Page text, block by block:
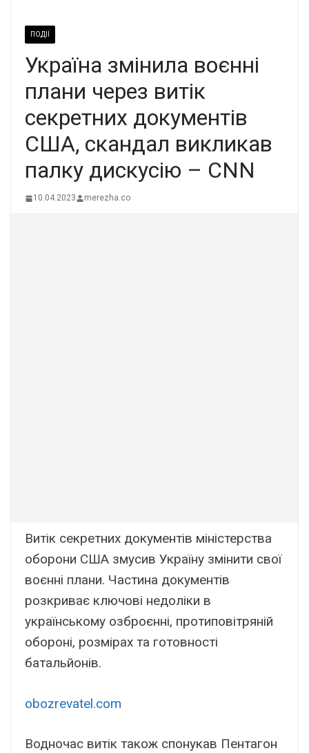
ПОДІЇ
Україна змінила воєнні
плани через витік
секретних документів
США, скандал викликав
палку дискусію – CNN
10.04.2023 merezha.co
Витік секретних документів міністерства
оборони США змусив Україну змінити свої
воєнні плани. Частина документів
розкриває ключові недоліки в
українському озброєнні, протиповітряній
обороні, розмірах та готовності
батальйонів.
obozrevatel.com
Водночас витік також спонукав Пентагон